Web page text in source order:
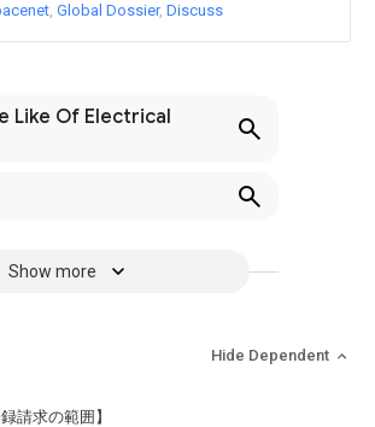
Like Of Electrical
Show more
Global Dossier Discuss
Hide Dependent
請求の範囲】